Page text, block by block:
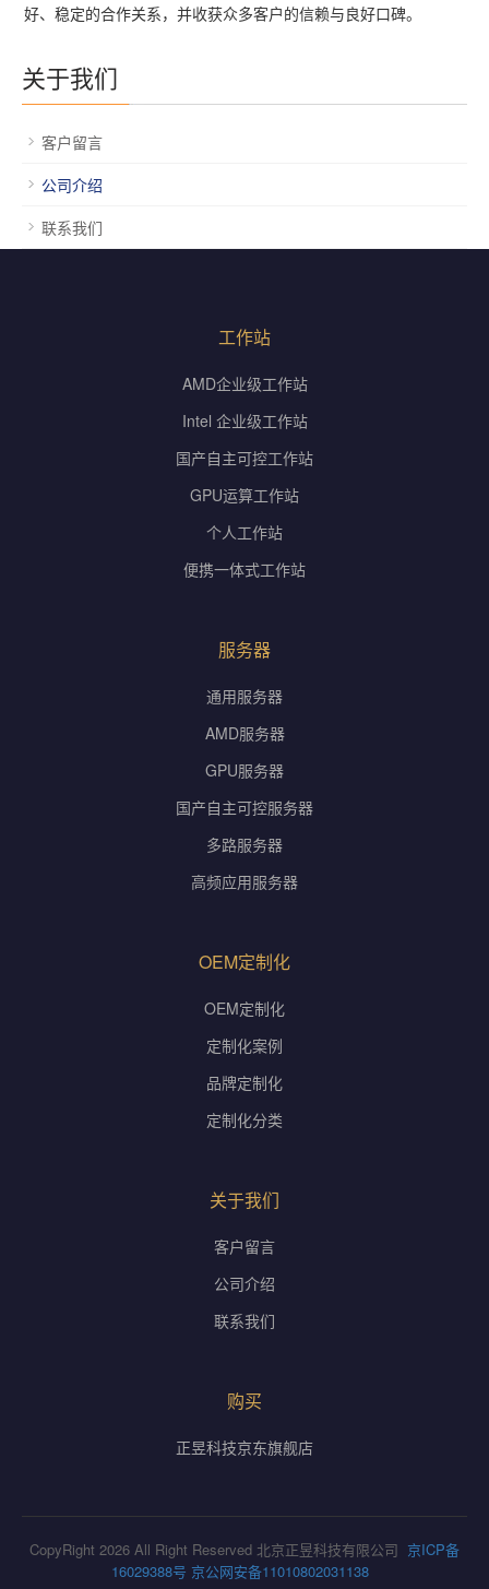
好、稳定的合作关系，并收获众多客户的信赖与良好口碑。
关于我们
客户留言
公司介绍
联系我们
工作站
AMD企业级工作站
Intel 企业级工作站
国产自主可控工作站
GPU运算工作站
个人工作站
便携一体式工作站
服务器
通用服务器
AMD服务器
GPU服务器
国产自主可控服务器
多路服务器
高频应用服务器
OEM定制化
OEM定制化
定制化案例
品牌定制化
定制化分类
关于我们
客户留言
公司介绍
联系我们
购买
正昱科技京东旗舰店
CopyRight 2026 All Right Reserved 北京正昱科技有限公司 京ICP备
16029388号 京公网安备11010802031138